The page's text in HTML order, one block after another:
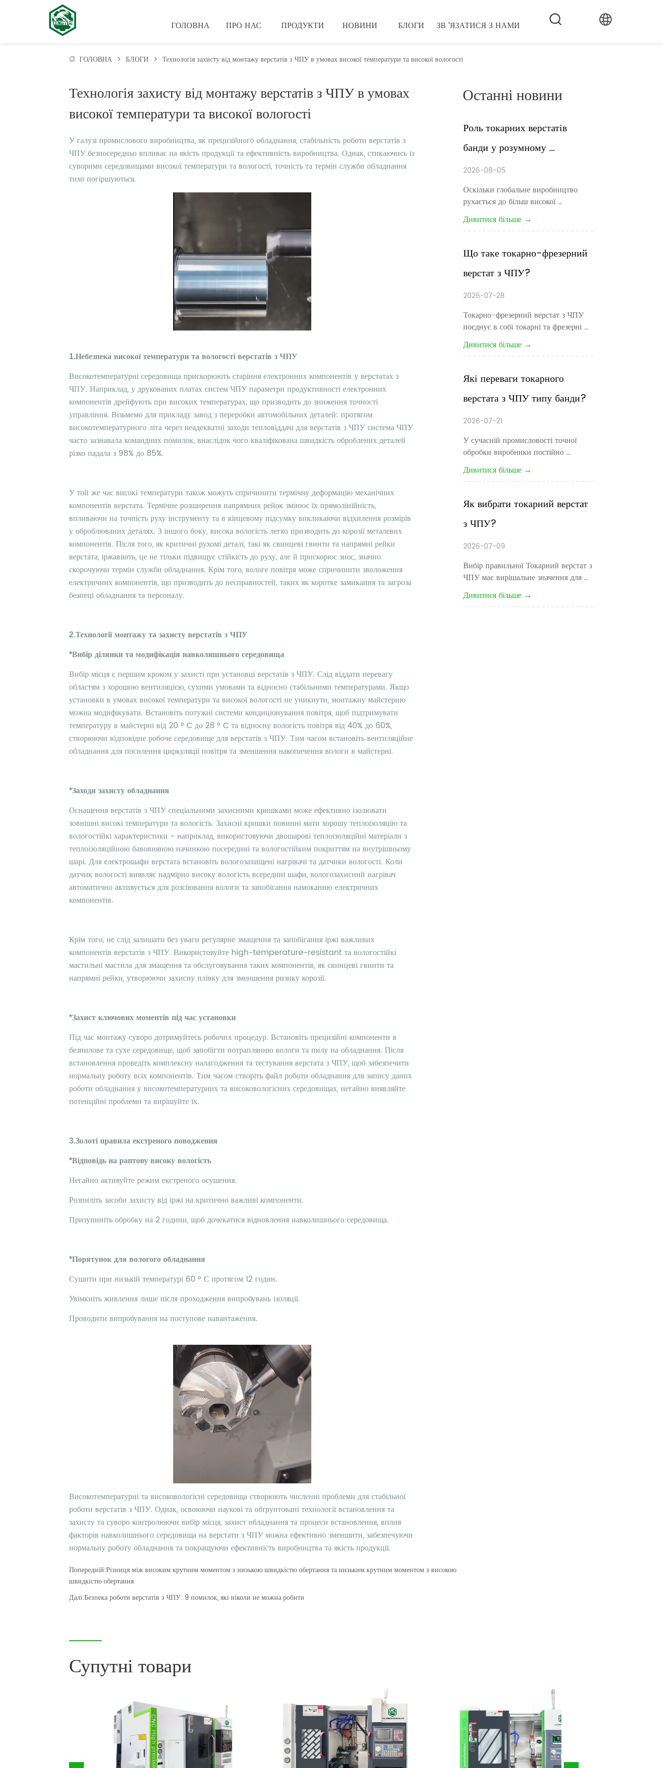
ГОЛОВНА ПРО НАС ПРОДУКТИ НОВИНИ БЛОГИ ЗВ 'ЯЗАТИСЯ З НАМИ
ГОЛОВНА > БЛОГИ > Технологія захисту від монтажу верстатів з ЧПУ в умовах високої температури та високої вологості
Технологія захисту від монтажу верстатів з ЧПУ в умовах
високої температури та високої вологості
Попередній:Різниця між високим крутним моментом з низькою швидкістю обертання та низьким крутним моментом з високою
швидкістю обертання
Далі:Безпека роботи верстатів з ЧПУ: 9 помилок, які ніколи не можна робити
Останні новини
Роль токарних верстатів
банди у розумному
виробництві
2026-08-05
Оскільки глобальне виробництво
рухається до більш високої
ефективності, коротший час
виконання та більш гнучке
стало ключовим напрямком для
обробних компаній з ЧПУ. Для
виробників, що виробляють дрібні та
Дивитися більше →
Що таке токарно-фрезерний
верстат з ЧПУ?
2026-07-28
Токарно-фрезерний верстат з ЧПУ
поєднує в собі токарні та фрезерні
роботи в межах одного верстата,
керованого комп "ютером. Він
компонентів, що містять як
обертальні функції - такі як діаметри,
звуження та різьблення - та...
Дивитися більше →
Які переваги токарного
верстата з ЧПУ типу банди?
2026-07-21
У сучасній промисловості точної
обробки виробники постійно
шукають більш швидкий час циклу,
більш жорсткі допуски та нижчі
обсягів обробки дрібних деталей
Токарський верстат з ЧПУ типу
банди стало одним з найефективніш...
Дивитися більше →
Як вибрати токарний верстат
з ЧПУ?
2026-07-09
Вибір правильної Токарний верстат з
ЧПУ має вирішальне значення для
підвищення ефективності обробки,
зниження витрат на виробництво та
Дивитися більше →
Супутні товари